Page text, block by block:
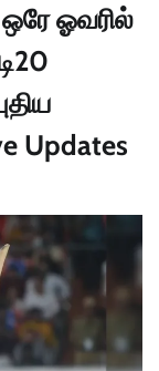
ஓவரில்
Updates